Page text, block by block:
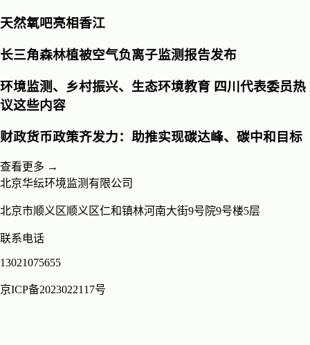
天然氧吧亮相香江
长三角森林植被空气负离子监测报告发布
环境监测、乡村振兴、生态环境教育 四川代表委员热
议这些内容
财政货币政策齐发力：助推实现碳达峰、碳中和目标
查看更多 →
北京华纭环境监测有限公司
北京市顺义区顺义区仁和镇林河南大街9号院9号楼5层
联系电话
13021075655
京ICP备2023022117号